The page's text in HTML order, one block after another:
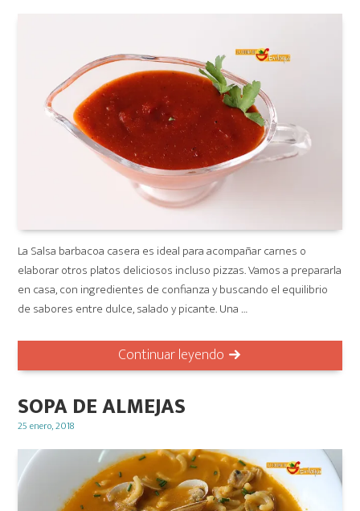
La Salsa barbacoa casera es ideal para acompañar carnes o
elaborar otros platos deliciosos incluso pizzas. Vamos a prepararla
en casa, con ingredientes de confianza y buscando el equilibrio
de sabores entre dulce, salado y picante. Una …
Continuar leyendo
SOPA DE ALMEJAS
Posted
25 enero, 2018